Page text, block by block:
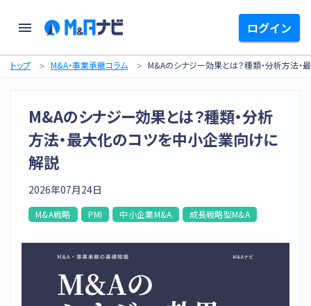
ログイン
トップ M&A・事業承継コラム M&Aのシナジー効果とは？種類・分析方法
M&Aのシナジー効果とは？種類・分析
方法・最大化のコツを中小企業向けに
解説
2026年07月24日
M&A戦略 PMI 中小企業M&A 成長戦略型M&A